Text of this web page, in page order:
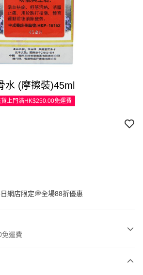
水 (摩擦裝)45ml
貨上門滿HK$250.00免運費
網店限定💭全場88折優惠
運費